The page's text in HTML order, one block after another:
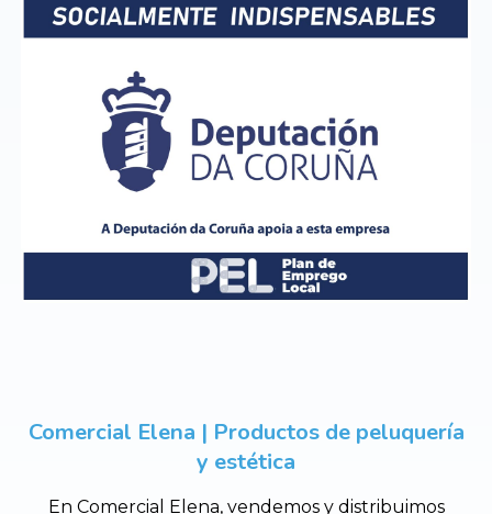
Comercial Elena | Productos de peluquería
y estética
En Comercial Elena, vendemos y distribuimos